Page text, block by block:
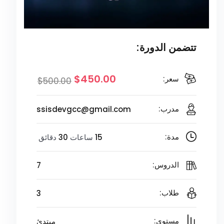
تتضمن الدورة:
سعر: $450.00
$500.00
مدرب: ssisdevgcc@gmail.com
مدة: 15 ساعات 30 دقائق
الدروس: 7
طلاب: 3
مستوى: مبتدئ